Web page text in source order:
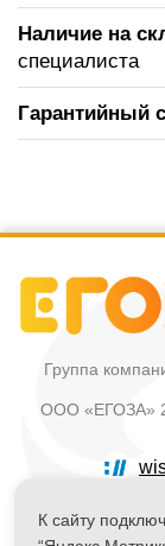
Наличие на
специалиста
Гарантийный
Группа
ООО «ЕГОЗА»
Политика в
К сайту